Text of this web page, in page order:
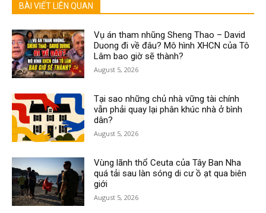
BÀI VIẾT LIÊN QUAN
Vụ án tham nhũng Sheng Thao – David
Duong đi về đâu? Mô hình XHCN của Tô
Lâm bao giờ sẽ thành?
August 5, 2026
Tại sao những chủ nhà vững tài chính
vẫn phải quay lại phân khúc nhà ở bình
dân?
August 5, 2026
Vùng lãnh thổ Ceuta của Tây Ban Nha
quá tải sau làn sóng di cư ồ ạt qua biên
giới
August 5, 2026